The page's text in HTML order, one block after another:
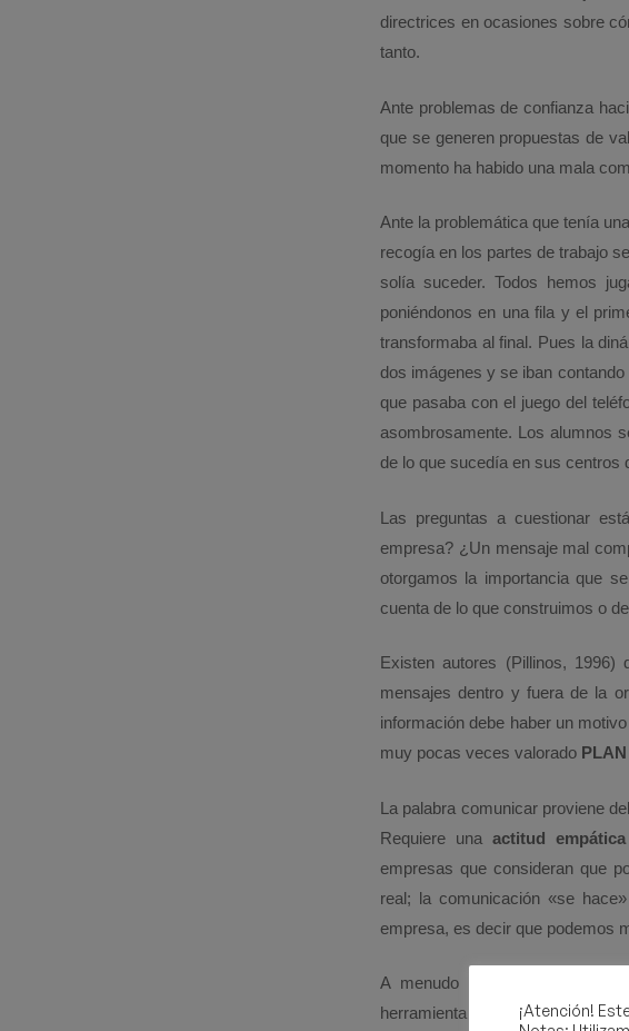
directrices en ocasiones sobre
tanto.
Ante problemas de confianza
que se generen propuestas de
momento ha habido una mala
Ante la problemática que tenía
recogía en los partes de trabajo
solía suceder. Todos hemos
poniéndonos en una fila y el
transformaba al final. Pues la
dos imágenes y se iban
que pasaba con el juego del
asombrosamente. Los alumnos
de lo que sucedía en sus centros
Las preguntas a cuestionar
empresa? ¿Un mensaje mal
otorgamos la importancia que
cuenta de lo que construimos o
Existen autores (Pillinos, 1996)
mensajes dentro y fuera de la
información debe haber un
muy pocas veces valorado
La palabra comunicar proviene
Requiere una actitud
empresas que consideran que
real; la comunicación «se
empresa, es decir que podemos
A menudo se tiene la
herramienta de gestión¡Atención!